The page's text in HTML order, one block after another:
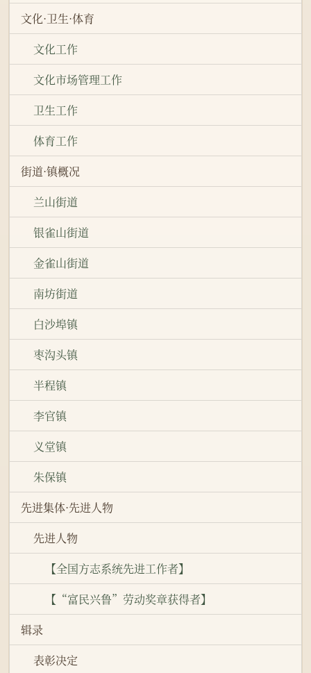
文化·卫生·体育
文化工作
文化市场管理工作
卫生工作
体育工作
街道·镇概况
兰山街道
银雀山街道
金雀山街道
南坊街道
白沙埠镇
枣沟头镇
半程镇
李官镇
义堂镇
朱保镇
先进集体·先进人物
先进人物
【全国方志系统先进工作者】
【“富民兴鲁”劳动奖章获得者】
辑录
表彰决定